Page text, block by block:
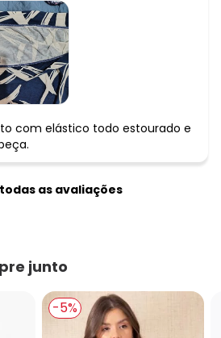
com elástico todo estourado e
as avaliações
junto
-5%